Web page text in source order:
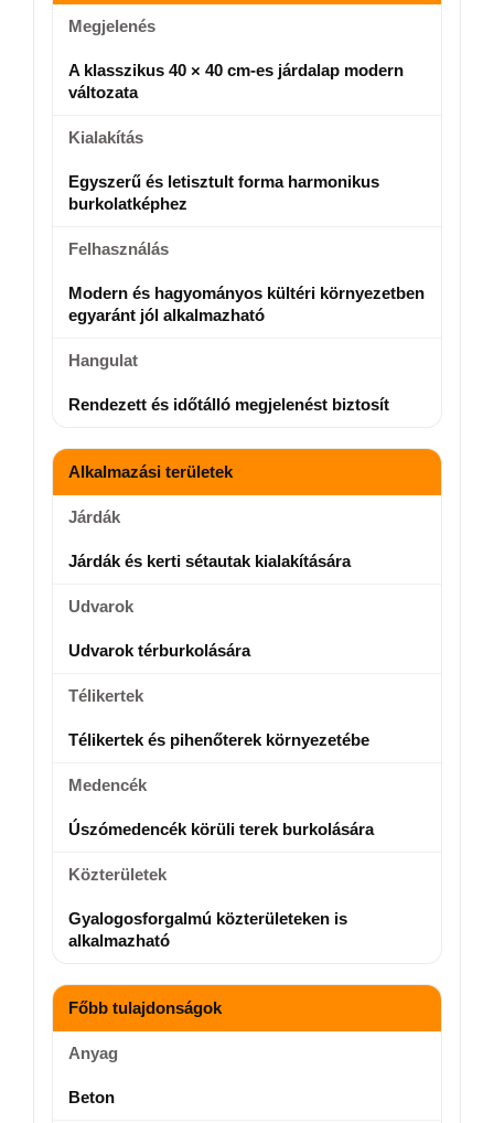
Megjelenés
A klasszikus 40 × 40 cm-es járdalap modern
változata
Kialakítás
Egyszerű és letisztult forma harmonikus
burkolatképhez
Felhasználás
Modern és hagyományos kültéri környezetben
egyaránt jól alkalmazható
Hangulat
Rendezett és időtálló megjelenést biztosít
Alkalmazási területek
Járdák
Járdák és kerti sétautak kialakítására
Udvarok
Udvarok térburkolására
Télikertek
Télikertek és pihenőterek környezetébe
Medencék
Úszómedencék körüli terek burkolására
Közterületek
Gyalogosforgalmú közterületeken is
alkalmazható
Főbb tulajdonságok
Anyag
Beton